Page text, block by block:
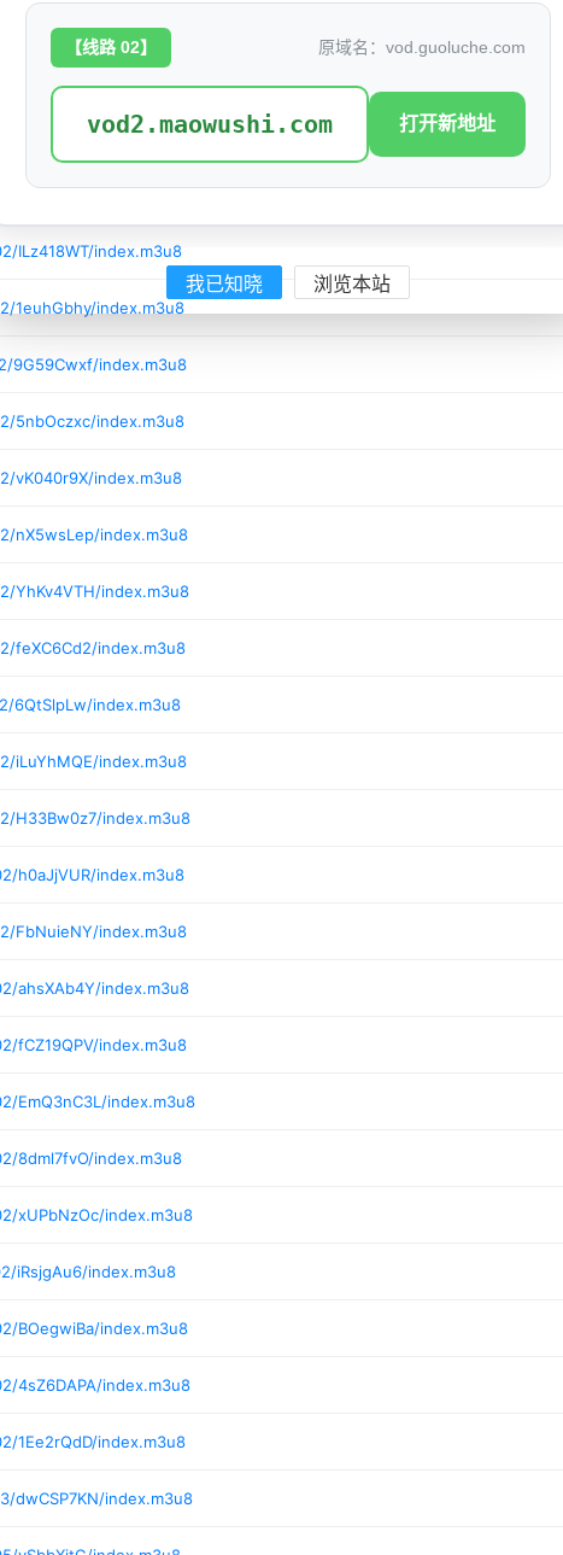
5zDxMrxS/index.m3u8
PoDgaMSX/index.m3u8
TOXh43a9/index.m3u8
AjlsWQL2/index.m3u8
ILz418WT/index.m3u8
1euhGbhy/index.m3u8
9G59Cwxf/index.m3u8
5nbOczxc/index.m3u8
vK040r9X/index.m3u8
nX5wsLep/index.m3u8
YhKv4VTH/index.m3u8
feXC6Cd2/index.m3u8
6QtSlpLw/index.m3u8
iLuYhMQE/index.m3u8
H33Bw0z7/index.m3u8
h0aJjVUR/index.m3u8
FbNuieNY/index.m3u8
ahsXAb4Y/index.m3u8
fCZ19QPV/index.m3u8
EmQ3nC3L/index.m3u8
8dml7fvO/index.m3u8
xUPbNzOc/index.m3u8
iRsjgAu6/index.m3u8
BOegwiBa/index.m3u8
4sZ6DAPA/index.m3u8
1Ee2rQdD/index.m3u8
dwCSP7KN/index.m3u8
【线路 02】 原域名：vod.guoluche.com
vod2.maowushi.com 打开新地址
我已知晓 浏览本站